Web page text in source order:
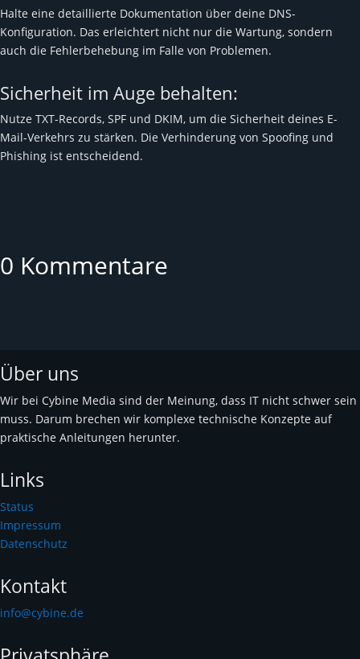
Halte eine detaillierte Dokumentation über deine DNS-
Konfiguration. Das erleichtert nicht nur die Wartung, sondern
auch die Fehlerbehebung im Falle von Problemen.
Sicherheit im Auge behalten:
Nutze TXT-Records, SPF und DKIM, um die Sicherheit deines E-
Mail-Verkehrs zu stärken. Die Verhinderung von Spoofing und
Phishing ist entscheidend.
0 Kommentare
Über uns
Wir bei Cybine Media sind der Meinung, dass IT nicht schwer sein
muss. Darum brechen wir komplexe technische Konzepte auf
praktische Anleitungen herunter.
Links
Status
Impressum
Datenschutz
Kontakt
info@cybine.de